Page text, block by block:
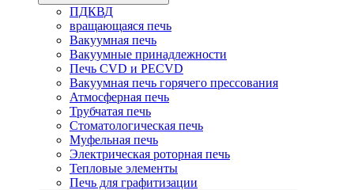
ПДКВД
вращающаяся печь
Вакуумная печь
Вакуумные принадлежности
Печь CVD и PECVD
Вакуумная печь горячего прессования
Атмосферная печь
Трубчатая печь
Стоматологическая печь
Муфельная печь
Электрическая роторная печь
Тепловые элементы
Печь для графитизации